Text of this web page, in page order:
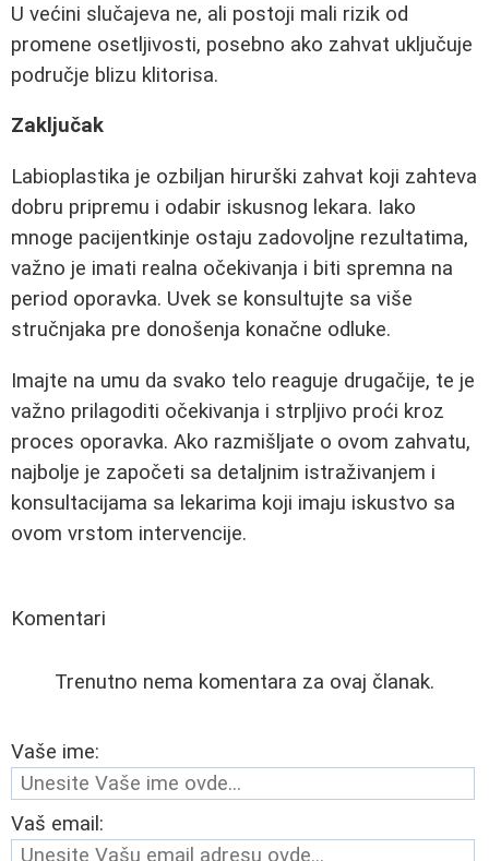
U većini slučajeva ne, ali postoji mali rizik od
promene osetljivosti, posebno ako zahvat uključuje
područje blizu klitorisa.
Zaključak
Labioplastika je ozbiljan hirurški zahvat koji zahteva
dobru pripremu i odabir iskusnog lekara. Iako
mnoge pacijentkinje ostaju zadovoljne rezultatima,
važno je imati realna očekivanja i biti spremna na
period oporavka. Uvek se konsultujte sa više
stručnjaka pre donošenja konačne odluke.
Imajte na umu da svako telo reaguje drugačije, te je
važno prilagoditi očekivanja i strpljivo proći kroz
proces oporavka. Ako razmišljate o ovom zahvatu,
najbolje je započeti sa detaljnim istraživanjem i
konsultacijama sa lekarima koji imaju iskustvo sa
ovom vrstom intervencije.
Komentari
Trenutno nema komentara za ovaj članak.
Vaše ime:
Vaš email: